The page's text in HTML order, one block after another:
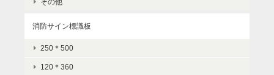
消防サイン標識板
250＊500
120＊360